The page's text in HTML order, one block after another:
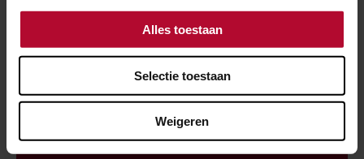
Alles toestaan
Selectie toestaan
Weigeren